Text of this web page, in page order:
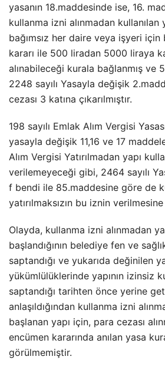
yasanın 18.maddesinde ise, 16.
kullanma izni alınmadan kullanılan
bağımsız her daire veya işyeri
kararı ile 500 liradan 5000 liraya
alınabileceği kurala bağlanmış ve
2248 sayılı Yasayla değişik
cezası 3 katına çıkarılmıştır.
198 sayılı Emlak Alım Vergisi
yasayla değişik 11,16 ve 17
Alım Vergisi Yatırılmadan yapı
verilemeyeceği gibi, 2464 sayılı
f bendi ile 85.maddesine göre de
yatırılmaksızın bu iznin
Olayda, kullanma izni alınmadan
başlandığının belediye fen ve
saptandığı ve yukarıda değinilen
yükümlülüklerinde yapının izinsiz
saptandığı tarihten önce yerine
anlaşıldığından kullanma izni
başlanan yapı için, para cezası
encümen kararında anılan yasa
görülmemiştir.